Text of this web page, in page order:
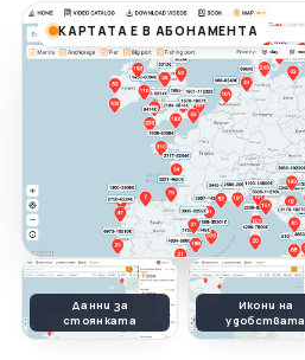
КАРТАТА Е В АБОНАМЕНТА
Данни за
стоянката
Икони на
удобствата